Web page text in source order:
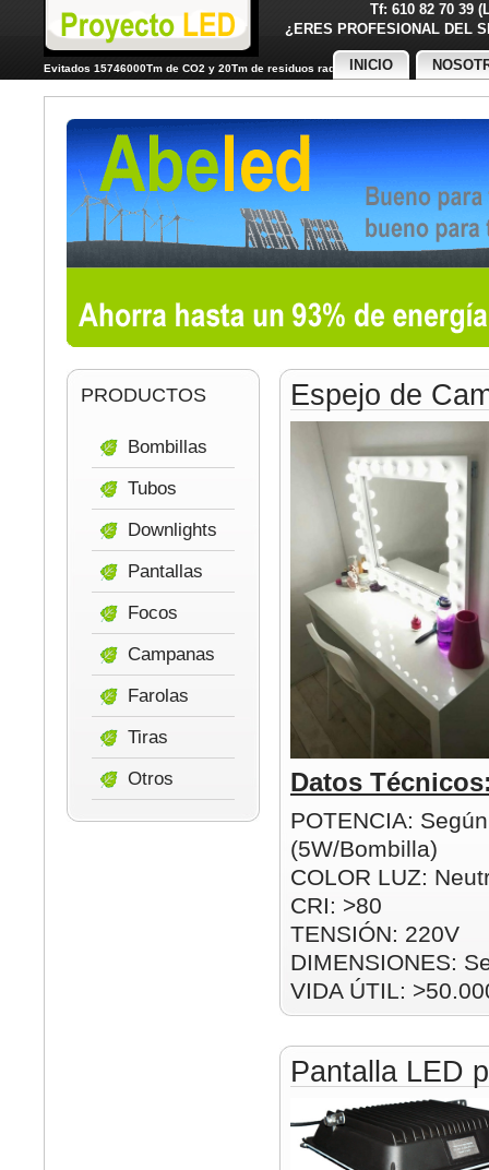
Tf: 610 82 70 39
¿ERES PROFESIONAL
Evitados 15746000Tm de CO2 y 20Tm de residuos radiactivos
INICIO
Espejo de
Datos
POTENCIA:
(5W/Bombilla)
COLOR LUZ:
CRI: >80
TENSIÓN: 220V
DIMENSIONES:
VIDA ÚTIL:
Pantalla LED
PRODUCTOS
Bombillas
Tubos
Downlights
Pantallas
Focos
Campanas
Farolas
Tiras
Otros